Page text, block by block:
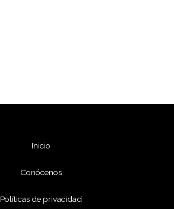
Inicio
Conócenos
Políticas de privacidad